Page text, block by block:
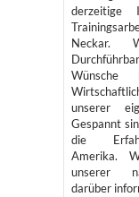
derzeitige
Neckar.
Wünsche
unserer
Gespannt
die
Amerika.
unserer
darüber